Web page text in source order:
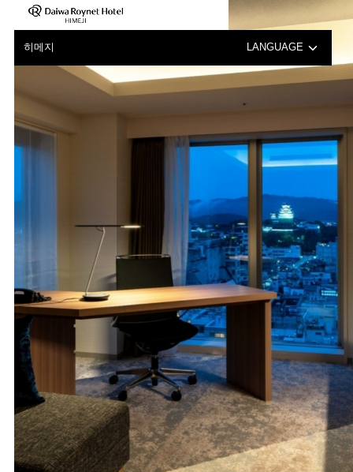
히메지 LANGUAGE
日本語
中文（簡体字）
中文（繁体字）